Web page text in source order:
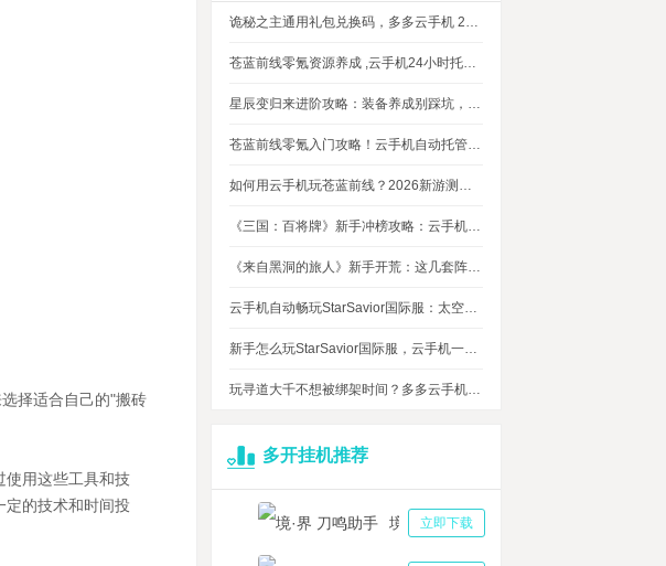
择适合自己的"搬砖
使用这些工具和技
定的技术和时间投
诡秘之主通用礼包兑换码，多多云手机 24 小时挂机攻略
苍蓝前线零氪资源养成 ,云手机24小时托管，上班自动肝资源
星辰变归来进阶攻略：装备养成别踩坑，这几个技巧让你省下80%资源
苍蓝前线零氪入门攻略！云手机自动托管，24小时自动刷资源不掉队
如何用云手机玩苍蓝前线？2026新游测评，新手入坑玩法指南
《三国：百将牌》新手冲榜攻略：云手机多开挂机，轻松拿捏牌局优势
《来自黑洞的旅人》新手开荒：这几套阵容，实测好用
云手机自动畅玩StarSavior国际服：太空星战到底值不值得入坑
新手怎么玩StarSavior国际服，云手机一键搞定
玩寻道大千不想被绑架时间？多多云手机帮我自动挂机平衡游戏和生活
多开挂机推荐
立即下载